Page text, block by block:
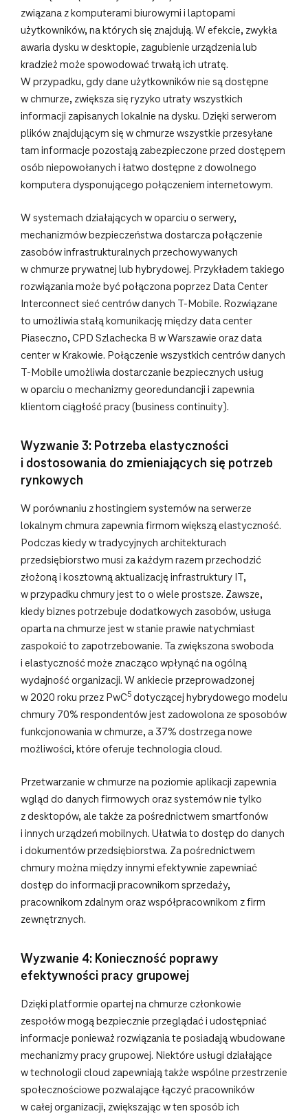
związana z komputerami biurowymi i laptopami
użytkowników, na których się znajdują. W efekcie, zwykła
awaria dysku w desktopie, zagubienie urządzenia lub
kradzież może spowodować trwałą ich utratę.
W przypadku, gdy dane użytkowników nie są dostępne
w chmurze, zwiększa się ryzyko utraty wszystkich
informacji zapisanych lokalnie na dysku. Dzięki serwerom
plików znajdującym się w chmurze wszystkie przesyłane
tam informacje pozostają zabezpieczone przed dostępem
osób niepowołanych i łatwo dostępne z dowolnego
komputera dysponującego połączeniem internetowym.
W systemach działających w oparciu o serwery,
mechanizmów bezpieczeństwa dostarcza połączenie
zasobów infrastrukturalnych przechowywanych
w chmurze prywatnej lub hybrydowej. Przykładem takiego
rozwiązania może być połączona poprzez Data Center
Interconnect sieć centrów danych T‑Mobile. Rozwiązane
to umożliwia stałą komunikację między data center
Piaseczno, CPD Szlachecka B w Warszawie oraz data
center w Krakowie. Połączenie wszystkich centrów danych
T‑Mobile umożliwia dostarczanie bezpiecznych usług
w oparciu o mechanizmy georedundancji i zapewnia
klientom ciągłość pracy (business continuity).
Wyzwanie 3: Potrzeba elastyczności
i dostosowania do zmieniających się potrzeb
rynkowych
W porównaniu z hostingiem systemów na serwerze
lokalnym chmura zapewnia firmom większą elastyczność.
Podczas kiedy w tradycyjnych architekturach
przedsiębiorstwo musi za każdym razem przechodzić
złożoną i kosztowną aktualizację infrastruktury IT,
w przypadku chmury jest to o wiele prostsze. Zawsze,
kiedy biznes potrzebuje dodatkowych zasobów, usługa
oparta na chmurze jest w stanie prawie natychmiast
zaspokoić to zapotrzebowanie. Ta zwiększona swoboda
i elastyczność może znacząco wpłynąć na ogólną
wydajność organizacji. W ankiecie przeprowadzonej
w 2020 roku przez PwC5 dotyczącej hybrydowego modelu
chmury 70% respondentów jest zadowolona ze sposobów
funkcjonowania w chmurze, a 37% dostrzega nowe
możliwości, które oferuje technologia cloud.
Przetwarzanie w chmurze na poziomie aplikacji zapewnia
wgląd do danych firmowych oraz systemów nie tylko
z desktopów, ale także za pośrednictwem smartfonów
i innych urządzeń mobilnych. Ułatwia to dostęp do danych
i dokumentów przedsiębiorstwa. Za pośrednictwem
chmury można między innymi efektywnie zapewniać
dostęp do informacji pracownikom sprzedaży,
pracownikom zdalnym oraz współpracownikom z firm
zewnętrznych.
Wyzwanie 4: Konieczność poprawy
efektywności pracy grupowej
Dzięki platformie opartej na chmurze członkowie
zespołów mogą bezpiecznie przeglądać i udostępniać
informacje ponieważ rozwiązania te posiadają wbudowane
mechanizmy pracy grupowej. Niektóre usługi działające
w technologii cloud zapewniają także wspólne przestrzenie
społecznościowe pozwalające łączyć pracowników
w całej organizacji, zwiększając w ten sposób ich